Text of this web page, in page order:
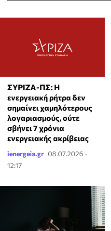
ΣΥΡΙΖΑ-ΠΣ: Η
ενεργειακή ρήτρα δεν
σημαίνει χαμηλότερους
λογαριασμούς, ούτε
σβήνει 7 χρόνια
ενεργειακής ακρίβειας
ienergeia.gr 08.07.2026 -
12:17